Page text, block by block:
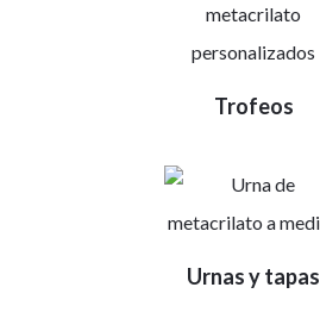
Trofeos
Urnas y tapas